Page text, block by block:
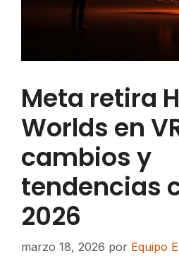
Meta retira
Worlds en
cambios y
tendencias
2026
marzo 18, 2026 por Equipo